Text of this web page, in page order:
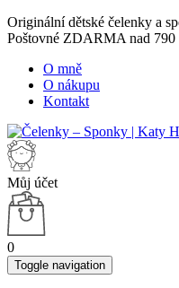
Originální dětské čelenky a
Poštovné ZDARMA nad
O mně
O nákupu
Kontakt
Můj účet
0
Toggle navigation